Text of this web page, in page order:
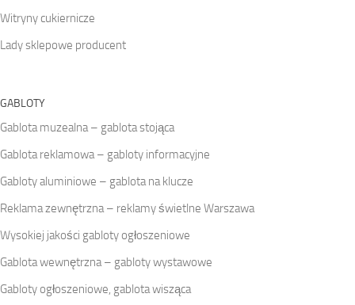
Witryny cukiernicze
Lady sklepowe producent
GABLOTY
Gablota muzealna – gablota stojąca
Gablota reklamowa – gabloty informacyjne
Gabloty aluminiowe – gablota na klucze
Reklama zewnętrzna – reklamy świetlne Warszawa
Wysokiej jakości gabloty ogłoszeniowe
Gablota wewnętrzna – gabloty wystawowe
Gabloty ogłoszeniowe, gablota wisząca